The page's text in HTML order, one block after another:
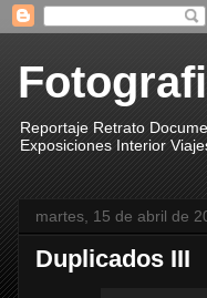
Reportaje Retrato
Exposiciones Interior
martes, 15 de abril de
Duplicados III